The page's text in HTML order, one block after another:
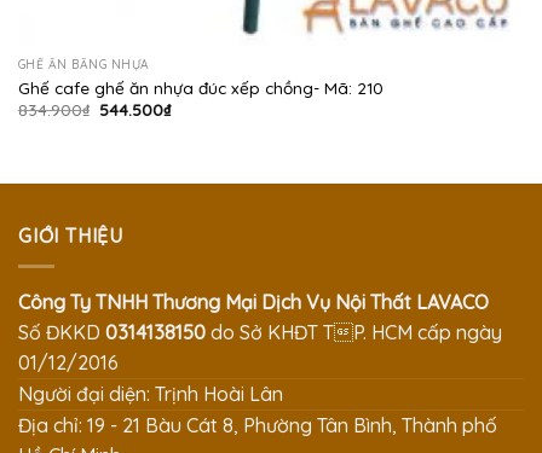
GHẾ ĂN BẰNG NHỰA
Ghế cafe ghế ăn nhựa đúc xếp chồng- Mã: 210
834.900₫ Giá
544.500₫Giá
GIỚI THIỆU
Công Ty TNHH Thương Mại Dịch Vụ Nội Thất LAVACO
Số ĐKKD 0314138150 do Sở KHĐT TP. HCM cấp ngày
01/12/2016
Người đại diện: Trịnh Hoài Lân
Địa chỉ: 19 - 21 Bàu Cát 8, Phường Tân Bình, Thành phố